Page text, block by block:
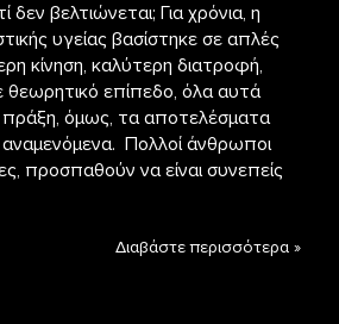
δεν βελτιώνεται; Για χρόνια, η
υγείας βασίστηκε σε απλές
κίνηση, καλύτερη διατροφή,
επίπεδο, όλα αυτά
πράξη, όμως, τα αποτελέσματα
αναμενόμενα. Πολλοί άνθρωποι
προσπαθούν να είναι συνεπείς
Διαβάστε περισσότερα »